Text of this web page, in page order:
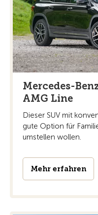
Mercedes-
AMG Line
Dieser SUV mit
gute Option für
umstellen wollen.
Mehr erfahren